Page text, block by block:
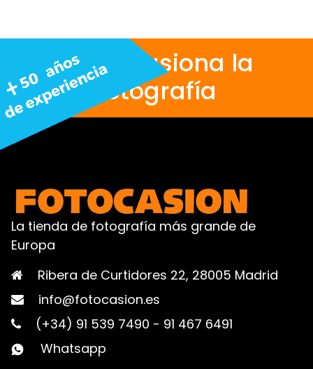
Nos apasiona la
fotografía
La tienda de fotografía más grande de
Europa
Ribera de Curtidores 22, 28005 Madrid
info@fotocasion.es
(+34) 91 539 7490 - 91 467 6491
Whatsapp